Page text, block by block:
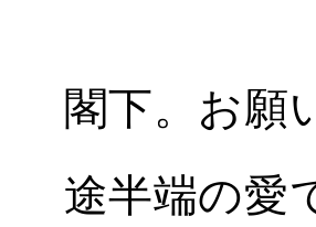
閣下。お願
途半端の愛